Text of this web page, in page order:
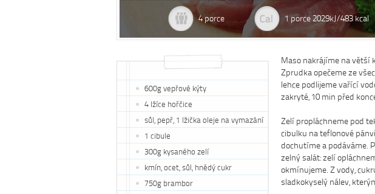
4 porce 1 porce 2029kJ/483 kcal
600g vepřové kýty
4 lžíce hořčice
sůl, pepř, 1 lžička oleje na vymazání
1 cibule
300g kysaného zelí
kmín, ocet, sůl, hnědý cukr
750g brambor
Maso nakrájíme na větší
Zprudka opečeme ze
lehce podlijeme vařící
zakryté, 10 min před
Zelí propláchneme pod
cibulku na teflonové
dochutíme a podáváme.
zelný salát: zelí
okmínujeme. Z vody,
sladkokyselý nálev,
zácpou a potřebujete si upravit zažívání?
Na tyto a mnohé další problémy existuje
osvědčená rada – zvyšte příjem vlákniny.
podrobností najdete v článku Prevencí
cukrovky jsou i ořechy a káva
uvolňují
čemuž
cítit
přírodní